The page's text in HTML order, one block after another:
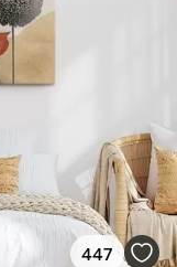
447